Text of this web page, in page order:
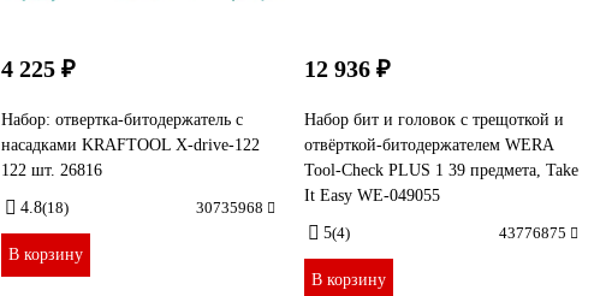
4 225 ₽
Набор: отвертка-битодержатель с
насадками KRAFTOOL X-drive-122
122 шт. 26816
4.8(18) 30735968
В корзину
12 936 ₽
Набор бит и головок с трещоткой и
отвёрткой-битодержателем WERA
Tool-Check PLUS 1 39 предмета, Take
It Easy WE-049055
5(4) 43776875
В корзину